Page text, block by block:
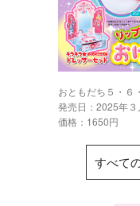
おともだち５・６
発売日：2025年３
価格：1650円
すべて